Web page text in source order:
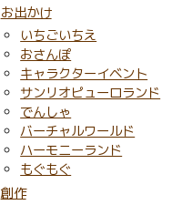
お出かけ
いちごいちえ
おさんぽ
キャラクターイベント
サンリオピューロランド
でんしゃ
バーチャルワールド
ハーモニーランド
もぐもぐ
創作